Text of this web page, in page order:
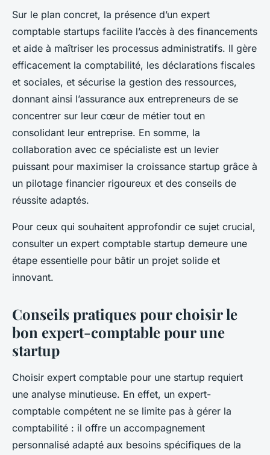
Sur le plan concret, la présence d’un expert
comptable startups facilite l’accès à des financements
et aide à maîtriser les processus administratifs. Il gère
efficacement la comptabilité, les déclarations fiscales
et sociales, et sécurise la gestion des ressources,
donnant ainsi l’assurance aux entrepreneurs de se
concentrer sur leur cœur de métier tout en
consolidant leur entreprise. En somme, la
collaboration avec ce spécialiste est un levier
puissant pour maximiser la croissance startup grâce à
un pilotage financier rigoureux et des conseils de
réussite adaptés.
Pour ceux qui souhaitent approfondir ce sujet crucial,
consulter un expert comptable startup demeure une
étape essentielle pour bâtir un projet solide et
innovant.
Conseils pratiques pour choisir le
bon expert-comptable pour une
startup
Choisir expert comptable pour une startup requiert
une analyse minutieuse. En effet, un expert-
comptable compétent ne se limite pas à gérer la
comptabilité : il offre un accompagnement
personnalisé adapté aux besoins spécifiques de la